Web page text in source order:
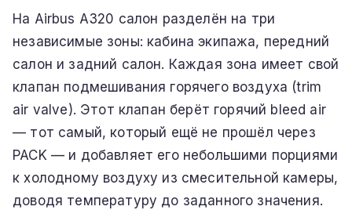
На Airbus A320 салон разделён на три
независимые зоны: кабина экипажа, передний
салон и задний салон. Каждая зона имеет свой
клапан подмешивания горячего воздуха (trim
air valve). Этот клапан берёт горячий bleed air
— тот самый, который ещё не прошёл через
PACK — и добавляет его небольшими порциями
к холодному воздуху из смесительной камеры,
доводя температуру до заданного значения.